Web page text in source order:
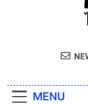
‘GMM
Cold Brew Cool
ดนตรีท่ามกลาง
เซ็นทรัลพัฒนา
ถวายความอ
ราเทพยวดี กรม
โออิชิ จับมือ เ
โลก ด้วยเทคโนโ
MENU